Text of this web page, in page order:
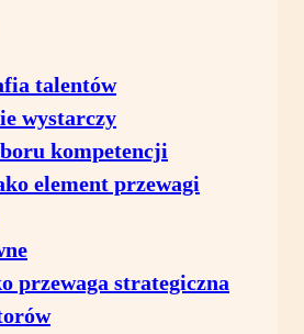
talentów
wystarczy
kompetencji
element przewagi
przewaga strategiczna